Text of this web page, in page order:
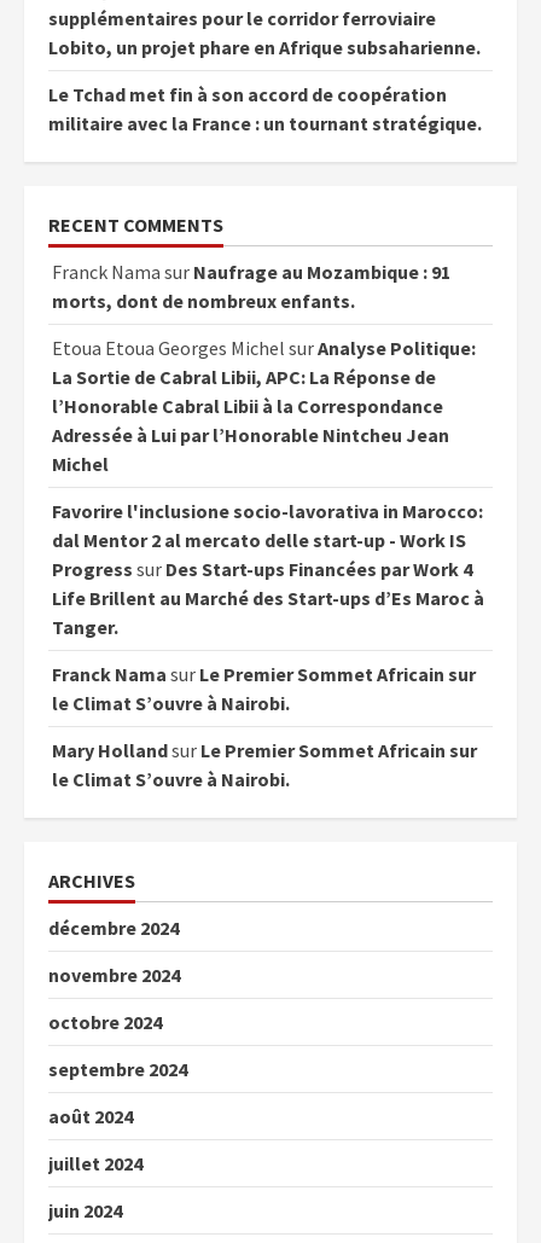
supplémentaires pour le corridor ferroviaire
Lobito, un projet phare en Afrique subsaharienne.
Le Tchad met fin à son accord de coopération
militaire avec la France : un tournant stratégique.
RECENT COMMENTS
Franck Nama sur Naufrage au Mozambique : 91
morts, dont de nombreux enfants.
Etoua Etoua Georges Michel surAnalyse Politique:
La Sortie de Cabral Libii, APC: La Réponse de
l’Honorable Cabral Libii à la Correspondance
Adressée à Lui par l’Honorable Nintcheu Jean
Michel
Favorire l'inclusione socio-lavorativa in Marocco:
dal Mentor 2 al mercato delle start-up - Work IS
Progress sur Des Start-ups Financées par Work 4
Life Brillent au Marché des Start-ups d’Es Maroc à
Tanger.
Franck Nama sur Le Premier Sommet Africain sur
le Climat S’ouvre à Nairobi.
Mary Hollandsur Le Premier Sommet Africain sur
le Climat S’ouvre à Nairobi.
ARCHIVES
décembre 2024
novembre 2024
octobre 2024
septembre 2024
août 2024
juillet 2024
juin 2024